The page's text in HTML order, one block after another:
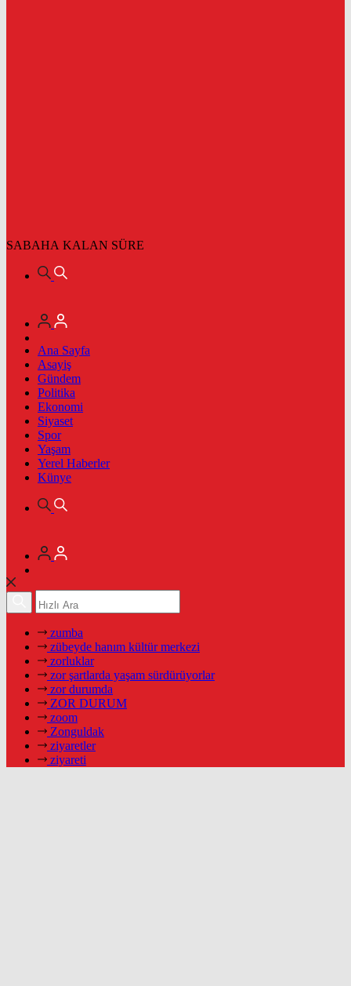
SABAHA KALAN SÜRE
Ana Sayfa
Asayiş
Gündem
Politika
Ekonomi
Siyaset
Spor
Yaşam
Yerel Haberler
Künye
zumba
zübeyde hanım kültür merkezi
zorluklar
zor şartlarda yaşam sürdürüyorlar
zor durumda
ZOR DURUM
zoom
Zonguldak
ziyaretler
ziyareti